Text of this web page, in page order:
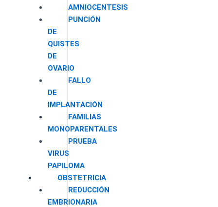
AMNIOCENTESIS
PUNCIÓN
DE
QUISTES
DE
OVARIO
FALLO
DE
IMPLANTACIÓN
FAMILIAS
MONOPARENTALES
PRUEBA
VIRUS
PAPILOMA
OBSTETRICIA
REDUCCIÓN
EMBRIONARIA